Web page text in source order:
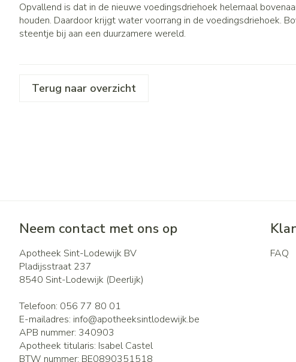
Opvallend is dat in de nieuwe voedingsdriehoek helemaal
houden. Daardoor krijgt water voorrang in de voedingsdriehoek.
steentje bij aan een duurzamere wereld.
Terug naar overzicht
Neem contact met ons op
Apotheek Sint-Lodewijk BV
Pladijsstraat 237
8540 Sint-Lodewijk (Deerlijk)
Telefoon: 056 77 80 01
E-mailadres: info@apotheeksintlodewijk.be
APB nummer: 340903
Apotheek titularis: Isabel Castel
BTW nummer: BE0890351518
FAQ